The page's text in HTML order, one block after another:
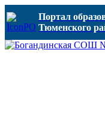
Портал
Тюменского